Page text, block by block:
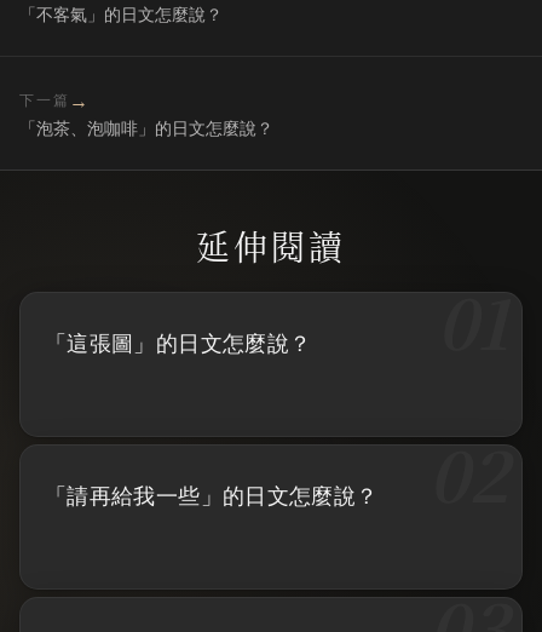
「不客氣」的日文怎麼說？
下一篇 →
「泡茶、泡咖啡」的日文怎麼說？
「這張圖」的日文怎麼說？
「請再給我一些」的日文怎麼說？